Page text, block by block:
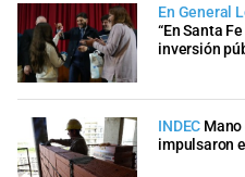
En General
“En Santa
inversión
INDEC
impulsaron